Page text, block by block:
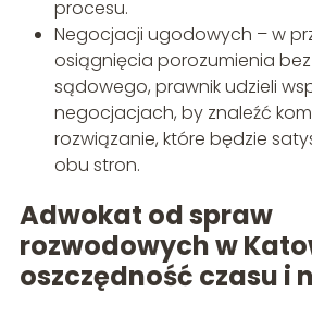
procesu.
Negocjacji ugodowych – w
osiągnięcia porozumienia
sądowego, prawnik udzieli
negocjacjach, by znaleźć
rozwiązanie, które będzie
obu stron.
Adwokat od spraw
rozwodowych w
oszczędność czasu i